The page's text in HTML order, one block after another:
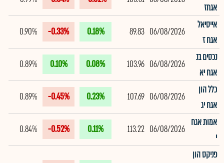
אגחז
אייסיאל
אגח ז
06/08/2026
89.83
0.18%
-0.33%
0.90%
נכסים בנ
אגח יא
06/08/2026
103.96
0.08%
0.10%
0.89%
כלל הון
אגח יג
06/08/2026
107.69
0.23%
-0.45%
0.89%
אמות אגח
י
06/08/2026
113.22
0.11%
-0.52%
0.84%
פניקס הון